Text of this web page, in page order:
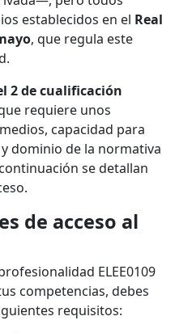
establecidos en el Real
, que regula este
2 de cualificación
requiere unos
capacidad para
dominio de la normativa
se detallan
de acceso al
ELEE0109
competencias, debes
requisitos: